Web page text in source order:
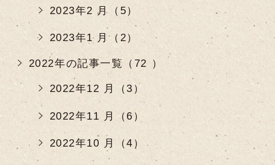
2023年2 月（5）
2023年1 月（2）
2022年の記事一覧（72 ）
2022年12 月（3）
2022年11 月（6）
2022年10 月（4）